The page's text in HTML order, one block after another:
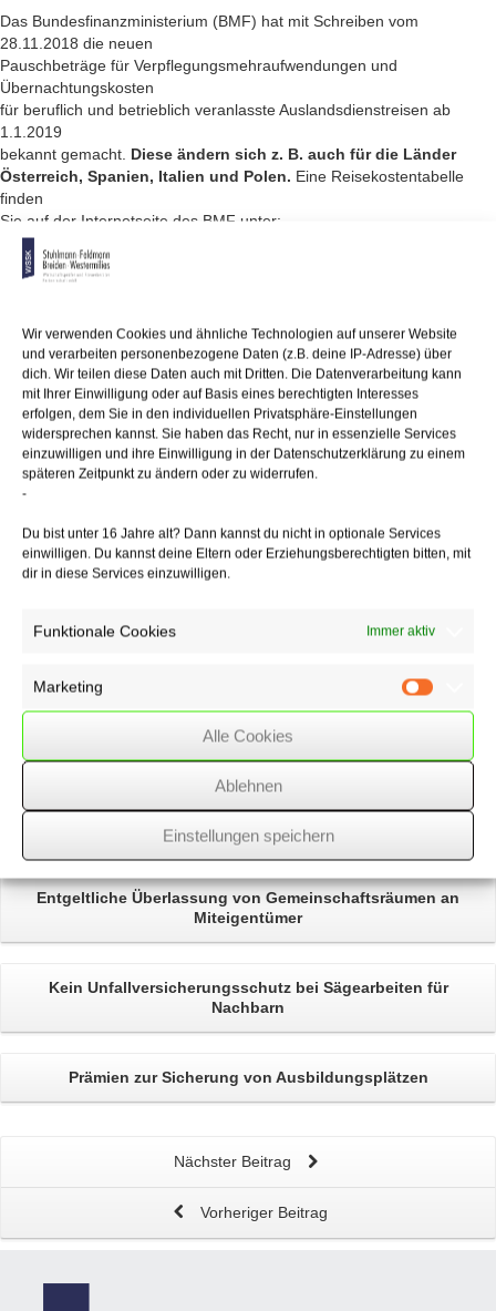
Wir verwenden Cookies und ähnliche Technologien auf unserer Website
und verarbeiten personenbezogene Daten (z.B. deine IP-Adresse) über
dich. Wir teilen diese Daten auch mit Dritten. Die Datenverarbeitung kann
mit Ihrer Einwilligung oder auf Basis eines berechtigten Interesses
erfolgen, dem Sie in den individuellen Privatsphäre-Einstellungen
widersprechen kannst. Sie haben das Recht, nur in essenzielle Services
einzuwilligen und ihre Einwilligung in der Datenschutzerklärung zu einem
späteren Zeitpunkt zu ändern oder zu widerrufen.
-
Du bist unter 16 Jahre alt? Dann kannst du nicht in optionale Services
einwilligen. Du kannst deine Eltern oder Erziehungsberechtigten bitten, mit
dir in diese Services einzuwilligen.
Funktionale Cookies Immer aktiv
Marketing
Alle Cookies
Ablehnen
Einstellungen speichern
Das Bundesfinanzministerium (BMF) hat mit Schreiben vom
28.11.2018 die neuen
Pauschbeträge für Verpflegungsmehraufwendungen und
Übernachtungskosten
für beruflich und betrieblich veranlasste Auslandsdienstreisen ab
1.1.2019
bekannt gemacht. Diese ändern sich z. B. auch für die Länder
Österreich, Spanien, Italien und Polen. Eine Reisekostentabelle
finden
Sie auf der Internetseite des BMF unter:
http://www.bundesfinanzministerium.de und dort unter Service ->
Publikationen -> BMF-Schreiben
Für die in der Bekanntmachung nicht erfassten Länder ist der für
Luxemburg geltende Pauschbetrag, für nicht erfasste Übersee- und
Außengebiete
eines Landes ist der für das Mutterland geltende Pauschbetrag
maßgebend.
Bitte beachten Sie!Die Pauschbeträge für Übernachtungskosten
sind nur in den Fällen der Arbeitgebererstattung anwendbar. Für den
Übernachtungskosten
ansetzbar; dies gilt entsprechend für den Betriebsausgabenabzug.
Diese
25/02/2019 /
Überden Autor
Entgeltliche Überlassung von Gemeinschaftsräumen an
Miteigentümer
Kein Unfallversicherungsschutzbei Sägearbeiten für
Nachbarn
Prämien zur Sicherung von Ausbildungsplätzen
Nächster Beitrag
Vorheriger Beitrag